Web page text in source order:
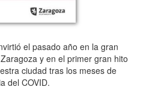
el pasado año en la gran
y en el primer gran hito
ciudad tras los meses de
del COVID.